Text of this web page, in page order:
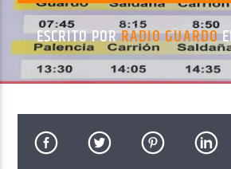
CANCIÓN ACTUAL
ARTISTA
ESCRITO PORRADIO GUARDO